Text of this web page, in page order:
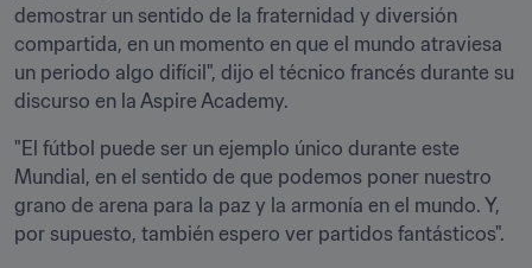
demostrar un sentido de la fraternidad y diversión
compartida, en un momento en que el mundo atraviesa
un periodo algo difícil", dijo el técnico francés durante su
discurso en la Aspire Academy.
"El fútbol puede ser un ejemplo único durante este
Mundial, en el sentido de que podemos poner nuestro
grano de arena para la paz y la armonía en el mundo. Y,
por supuesto, también espero ver partidos fantásticos".